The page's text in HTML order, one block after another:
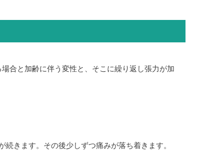
合と加齢に伴う変性と、そこに繰り返し張力が加
きます。その後少しずつ痛みが落ち着きます。